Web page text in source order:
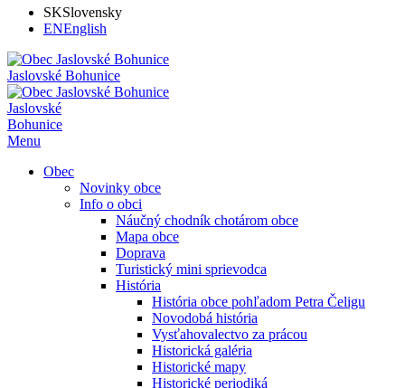
SKSlovensky
ENEnglish
Jaslovské Bohunice
Jaslovské
Bohunice
Menu
Obec
Novinky obce
Info o obci
Náučný chodník chotárom obce
Mapa obce
Doprava
Turistický mini sprievodca
História
História obce pohľadom Petra Čeligu
Novodobá história
Vysťahovalectvo za prácou
Historická galéria
Historické mapy
Historické periodiká